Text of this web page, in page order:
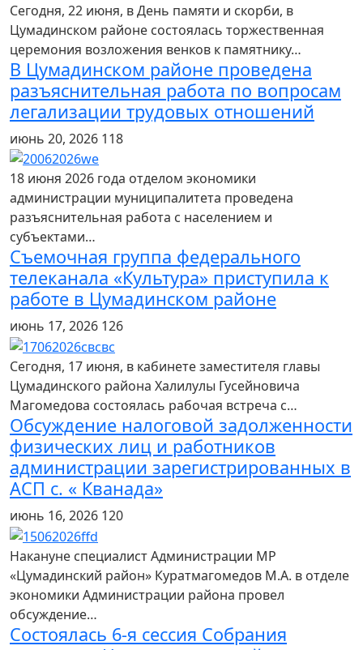
Сегодня, 22 июня, в День памяти и скорби, в
Цумадинском районе состоялась торжественная
церемония возложения венков к памятнику…
В Цумадинском районе проведена
разъяснительная работа по вопросам
легализации трудовых отношений
июнь 20, 2026 118
18 июня 2026 года отделом экономики
администрации муниципалитета проведена
разъяснительная работа с населением и
субъектами…
Съемочная группа федерального
телеканала «Культура» приступила к
работе в Цумадинском районе
июнь 17, 2026 126
Сегодня, 17 июня, в кабинете заместителя главы
Цумадинского района Халилулы Гусейновича
Магомедова состоялась рабочая встреча с…
Обсуждение налоговой задолженности
физических лиц и работников
администрации зарегистрированных в
АСП с. « Кванада»
июнь 16, 2026 120
Накануне специалист Администрации МР
«Цумадинский район» Куратмагомедов М.А. в отделе
экономики Администрации района провел
обсуждение…
Состоялась 6-я сессия Собрания